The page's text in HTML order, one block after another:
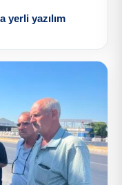
yerli yazılım